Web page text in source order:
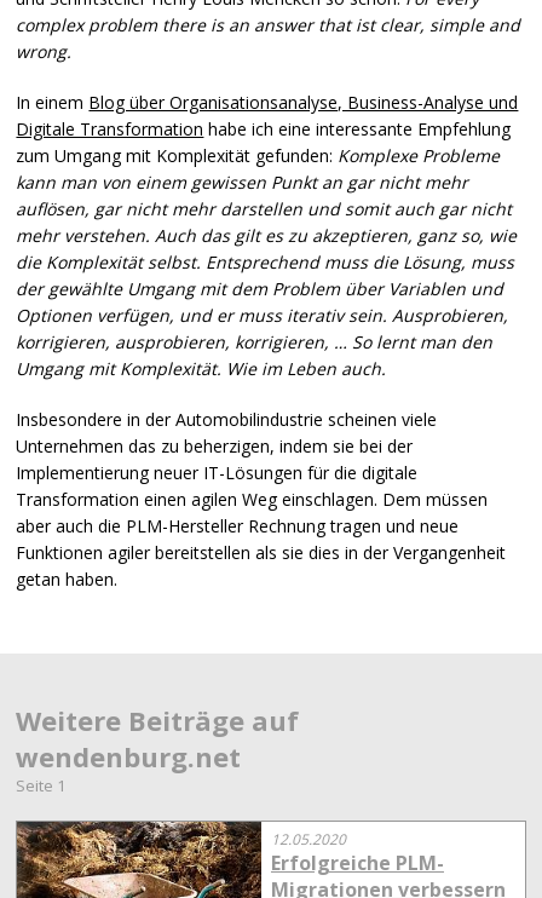
complex problem there is an answer that ist clear, simple and
wrong.
In einem Blog über Organisationsanalyse, Business-Analyse und
Digitale Transformation habe ich eine interessante Empfehlung
zum Umgang mit Komplexität gefunden: Komplexe Probleme
kann man von einem gewissen Punkt an gar nicht mehr
auflösen, gar nicht mehr darstellen und somit auch gar nicht
mehr verstehen. Auch das gilt es zu akzeptieren, ganz so, wie
die Komplexität selbst. Entsprechend muss die Lösung, muss
der gewählte Umgang mit dem Problem über Variablen und
Optionen verfügen, und er muss iterativ sein. Ausprobieren,
korrigieren, ausprobieren, korrigieren, … So lernt man den
Umgang mit Komplexität. Wie im Leben auch.
Insbesondere in der Automobilindustrie scheinen viele
Unternehmen das zu beherzigen, indem sie bei der
Implementierung neuer IT-Lösungen für die digitale
Transformation einen agilen Weg einschlagen. Dem müssen
aber auch die PLM-Hersteller Rechnung tragen und neue
Funktionen agiler bereitstellen als sie dies in der Vergangenheit
getan haben.
Weitere Beiträge auf
wendenburg.net
Seite 1
12.05.2020
Erfolgreiche PLM-
Migrationen verbessern